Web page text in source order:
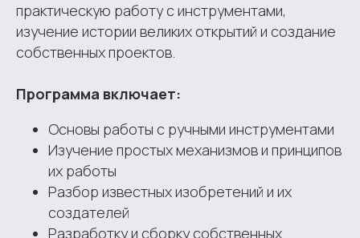
практическую работу с инструментами,
изучение истории великих открытий и создание
собственных проектов.
Программа включает:
Основы работы с ручными инструментами
Изучение простых механизмов и принципов
их работы
Разбор известных изобретений и их
создателей
Разработку и сборку собственных